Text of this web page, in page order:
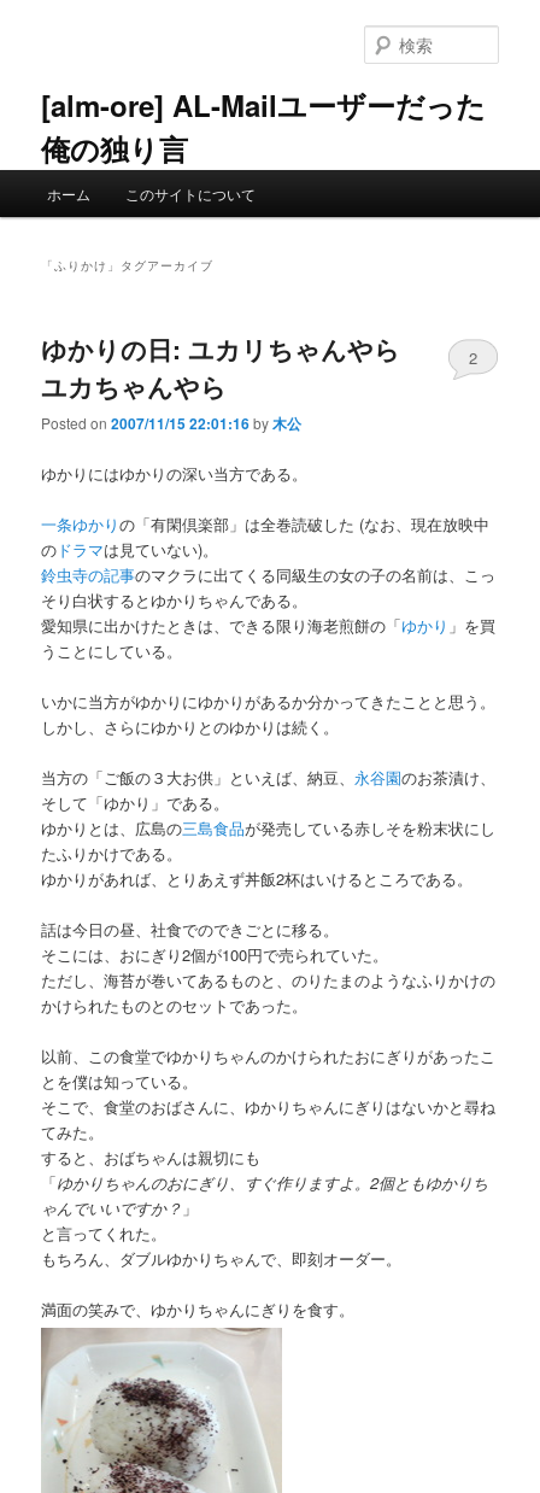
ン
へ
ツ
移
[alm-ore] AL-Mailユーザーだった
俺の独り言
索
ホーム このサイトについて
「ふりかけ 」タグアーカイブ
ゆかりの日: ユカリちゃんやら
ユカちゃんやら
Posted on2007/11/15 22:01:16by木公
2
ゆかりにはゆかりの深い当方である。
一条ゆかりの「有閑倶楽部」は全巻読破した (なお、現在放映中
の ドラマは見ていない)。
鈴虫寺の記事のマクラに出てくる同級生の女の子の名前は、こっ
そり白状するとゆかりちゃんである。
愛知県に出かけたときは、できる限り海老煎餅の「ゆかり 」を買
うことにしている。
いかに当方がゆかりにゆかりがあるか分かってきたことと思う。
しかし、さらにゆかりとのゆかりは続く。
当方の「ご飯の３大お供」といえば、納豆、永谷園のお茶漬け、
そして「ゆかり」である。
ゆかりとは、広島の三島食品が発売している赤しそを粉末状にし
たふりかけである。
ゆかりがあれば、とりあえず丼飯2杯はいけるところである。
話は今日の昼、社食でのできごとに移る。
そこには、おにぎり2個が100円で売られていた。
ただし、海苔が巻いてあるものと、のりたまのようなふりかけの
かけられたものとのセットであった。
以前、この食堂でゆかりちゃんのかけられたおにぎりがあったこ
とを僕は知っている。
そこで、食堂のおばさんに、ゆかりちゃんにぎりはないかと尋ね
てみた。
すると、おばちゃんは親切にも
「ゆかりちゃんのおにぎり、すぐ作りますよ。2個ともゆかりち
ゃんでいいですか？ 」
と言ってくれた。
もちろん、ダブルゆかりちゃんで、即刻オーダー。
満面の笑みで、ゆかりちゃんにぎりを食す。